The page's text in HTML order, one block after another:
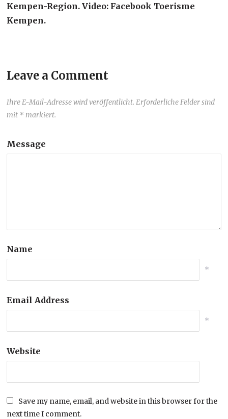
Kempen-Region. Video: Facebook Toerisme
Kempen.
Leave a Comment
Ihre E-Mail-Adresse wird veröffentlicht. Erforderliche Felder sind
mit * markiert.
Message
Name
*
Email Address
*
Website
Save my name, email, and website in this browser for the
next time I comment.